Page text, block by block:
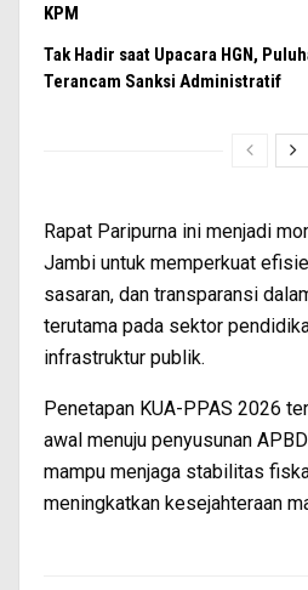
KPM
Tak Hadir saat Upacara HGN,
Terancam Sanksi Administratif
Rapat Paripurna ini menjadi
Jambi untuk memperkuat
sasaran, dan transparansi
terutama pada sektor
infrastruktur publik.
Penetapan KUA-PPAS 2026
awal menuju penyusunan
mampu menjaga stabilitas
meningkatkan kesejahteraan